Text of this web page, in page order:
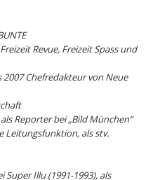
Revue, Freizeit Spass und
2007 Chefredakteur von Neue
Reporter bei „Bild München“
Leitungsfunktion, als stv.
Super Illu (1991-1993), als